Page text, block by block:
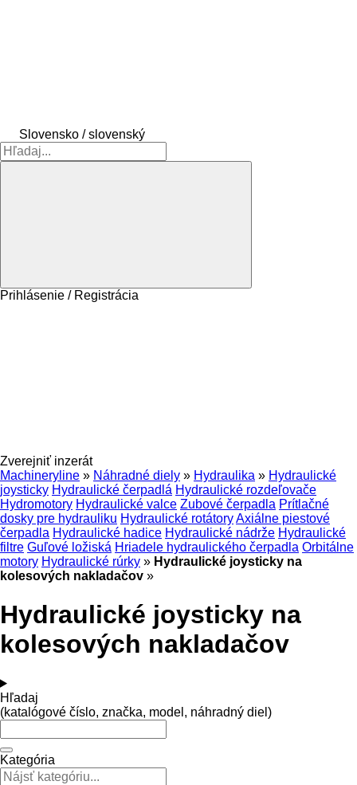
Slovensko / slovenský
Prihlásenie / Registrácia
Zverejniť inzerát
Machineryline » Náhradné diely » Hydraulika » Hydraulické
joysticky Hydraulické čerpadlá Hydraulické rozdeľovače
Hydromotory Hydraulické valce Zubové čerpadla Prítlačné
dosky pre hydrauliku Hydraulické rotátoryAxiálne piestové
čerpadla Hydraulické hadice Hydraulické nádrže Hydraulické
filtre Guľové ložiská Hriadele hydraulického čerpadla Orbitálne
motory Hydraulické rúrky » Hydraulické joysticky na
kolesových nakladačov »
Hydraulické joysticky na
kolesových nakladačov
Hľadaj
(katalógové číslo, značka, model, náhradný diel)
Kategória